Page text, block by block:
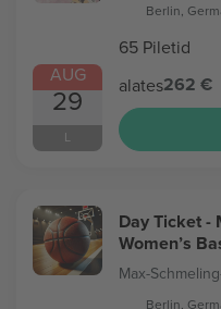
AUG
29
L
Berlin,
65 Piletid
alates262 €
Day Ticket -
Women’s
Max-
Berlin,